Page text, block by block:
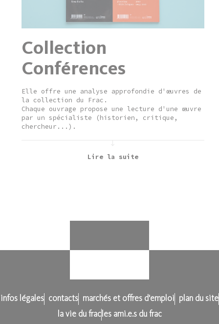
Collection
Conférences
Elle offre une analyse approfondie d'œuvres de
la collection du Frac.
Chaque ouvrage propose une lecture d'une œuvre
par un spécialiste (historien, critique,
chercheur...).
Lire la suite
infos légales contacts marchés et offres d'emploi
plan du site
la vie du frac les ami.e.s du frac